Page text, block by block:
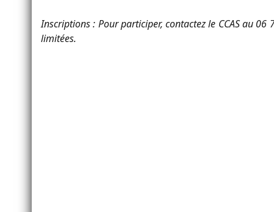
Inscriptions : Pour participer, contactez le CCAS au
limitées.